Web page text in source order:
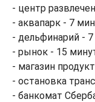
- центр
- аквапарк - 7
- дельфинарий -
- рынок - 15
- магазин
- остановка
- банкомат